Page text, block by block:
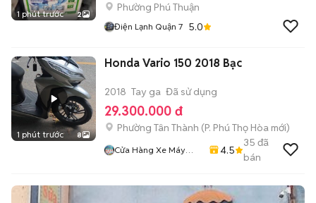
1 phút trước 2
Phường Phú Thuận
Điện Lạnh Quận 7 5.0
1 phút trước 8
Honda Vario 150 2018 Bạc
2018 Tay ga Đã sử dụng
29.300.000 đ
Phường Tân Thành (P. Phú Thọ Hòa mới)
Cửa Hàng Xe Máy
4.5
35 đã
bán